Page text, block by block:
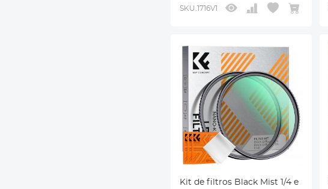
multicamada para lente de
SKU.1716V1
Kit de filtros Black Mist 1/4 e